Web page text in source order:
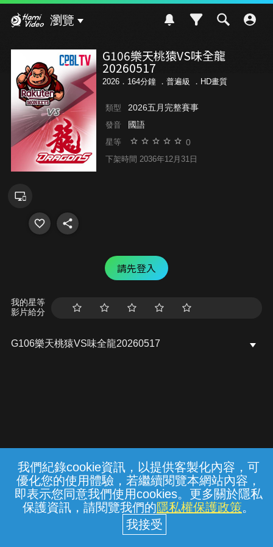
我們紀錄cookie資訊，以提供客製化內容，可
優化您的使用體驗，若繼續閱覽本網站內容，
即表示您同意我們使用cookies。更多關於隱私
保護資訊，請閱覽我們的隱私權保護政策。
瀏覽
G106樂天桃猿VS味全龍
20260517
2026．164分鐘 ． 普遍級 ．HD畫質
類型 2026五月完整賽事
發音 國語
星等 0
下架時間 2036年12月31日
請先登入
我的星等
影片給分
G106樂天桃猿VS味全龍20260517
常見問題 線上客服 服務條款 隱私權保護
中華電信股份有限公司個人家庭分公司
(統一編號：96979949) © 2026
{{notifyMsg}}